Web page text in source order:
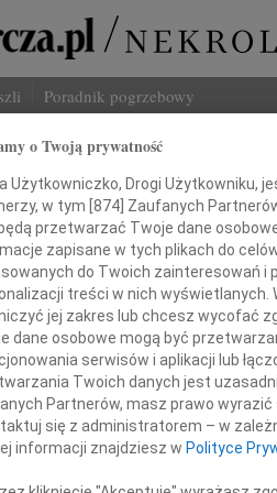
Poradnik pogrzebowy
cała Polska
04.12.2009
Z wielkim żalem
o Twoją prywatność
Użytkowniczko, Drogi Użytkowniku,
w tym [ 874 ] Zaufanych
przetwarzać Twoje dane
zapisane w tych plikach do
do Twoich zainteresowań i
treści w nich wyświetlanych.
jej zakres lub chcesz wycofać
dane osobowe mogą być
serwisów i aplikacji lub
Twoich danych jest
Partnerów, masz prawo
się z administratorem – w
informacji znajdziesz w Polityce